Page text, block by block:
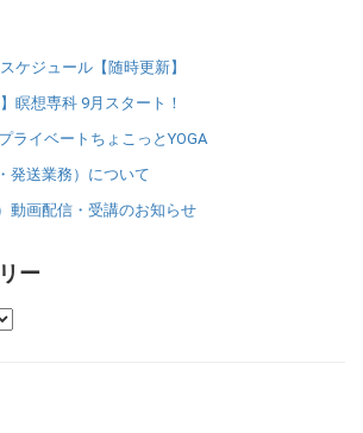
ケジュール【随時更新】
瞑想専科 9月スタート！
ライベートちょこっとYOGA
発送業務）について
動画配信・受講のお知らせ
ー